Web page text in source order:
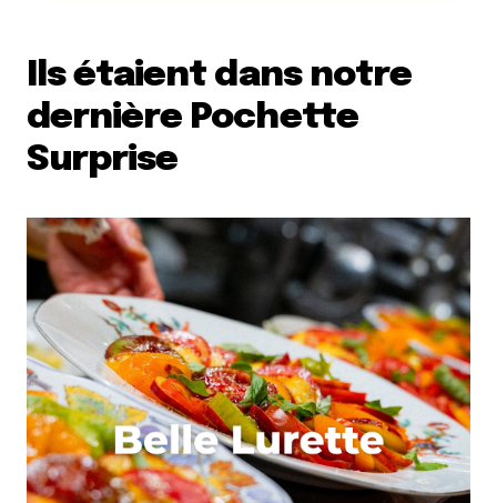
Ils étaient dans notre
dernière Pochette
Surprise